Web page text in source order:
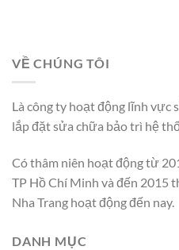
VỀ CHÚNG TÔI
Là công ty hoạt động lĩnh vực
lắp đặt sửa chữa bảo trì hệ
Có thâm niên hoạt động từ
TP Hồ Chí Minh và đến 2015
Nha Trang hoạt động đến nay.
DANH MỤC